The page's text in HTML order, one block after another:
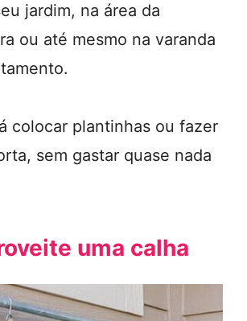
jardim, na área da
ou até mesmo na varanda
colocar plantinhas ou fazer
sem gastar quase nada
uma calha